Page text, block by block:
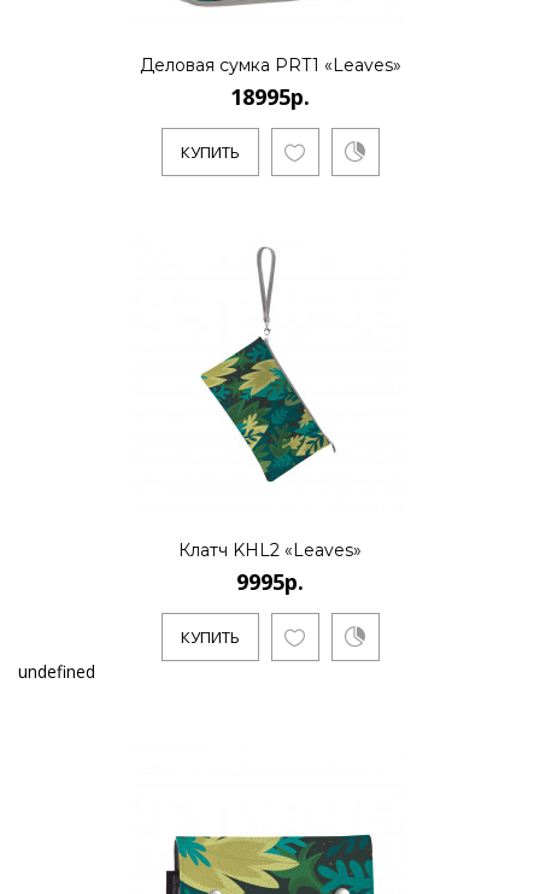
Деловая сумка PRT1 «Leaves»
18995р.
КУПИТЬ
Клатч KHL2 «Leaves»
9995р.
КУПИТЬ
undefined